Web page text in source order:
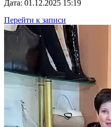
Дата: 01.12.2025 15:19
Перейти к записи